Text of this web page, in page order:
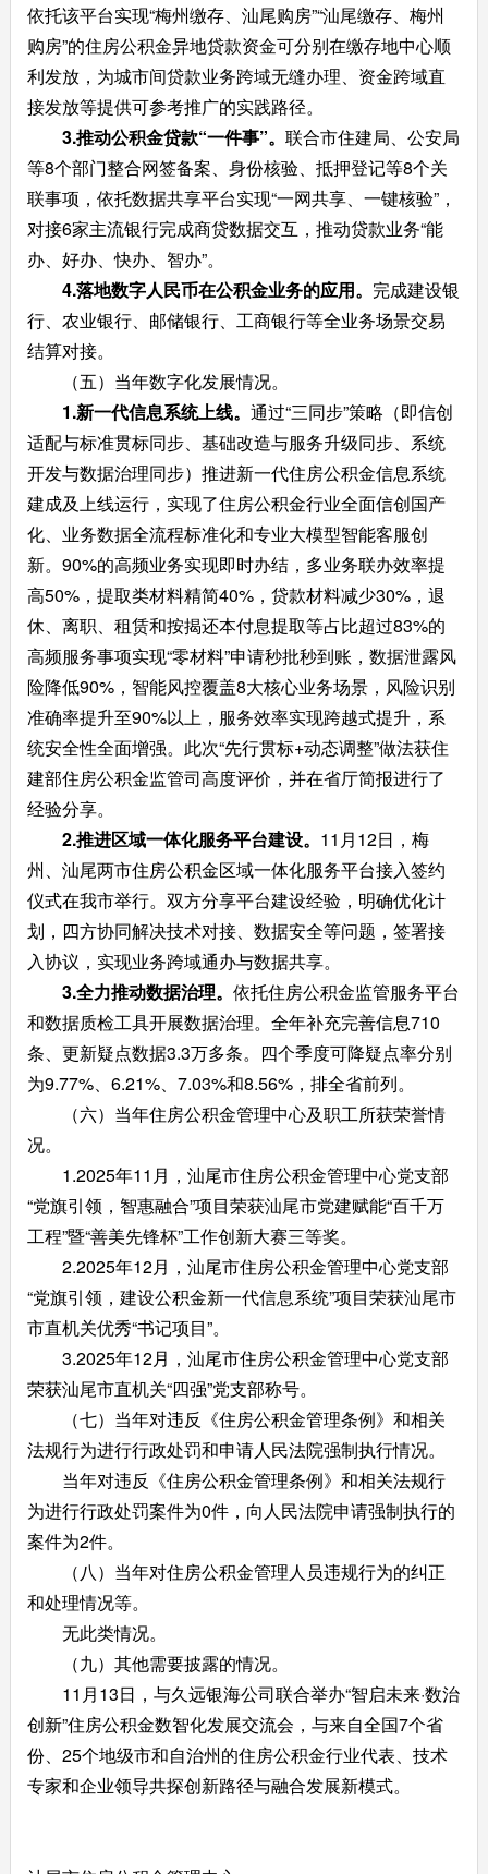
依托该平台实现“梅州缴存、汕尾购房”“汕尾缴存、梅州
购房”的住房公积金异地贷款资金可分别在缴存地中心顺
利发放，为城市间贷款业务跨域无缝办理、资金跨域直
接发放等提供可参考推广的实践路径。
3.推动公积金贷款“一件事”。 联合市住建局、公安局
等8个部门整合网签备案、身份核验、抵押登记等8个关
联事项，依托数据共享平台实现“一网共享、一键核验”，
对接6家主流银行完成商贷数据交互，推动贷款业务“能
办、好办、快办、智办”。
4.落地数字人民币在公积金业务的应用。 完成建设银
行、农业银行、邮储银行、工商银行等全业务场景交易
结算对接。
（五）当年数字化发展情况。
1.新一代信息系统上线。 通过“三同步”策略（即信创
适配与标准贯标同步、基础改造与服务升级同步、系统
开发与数据治理同步）推进新一代住房公积金信息系统
建成及上线运行，实现了住房公积金行业全面信创国产
化、业务数据全流程标准化和专业大模型智能客服创
新。90%的高频业务实现即时办结，多业务联办效率提
高50%，提取类材料精简40%，贷款材料减少30%，退
休、离职、租赁和按揭还本付息提取等占比超过83%的
高频服务事项实现“零材料”申请秒批秒到账，数据泄露风
险降低90%，智能风控覆盖8大核心业务场景，风险识别
准确率提升至90%以上，服务效率实现跨越式提升，系
统安全性全面增强。此次“先行贯标+动态调整”做法获住
建部住房公积金监管司高度评价，并在省厅简报进行了
经验分享。
2.推进区域一体化服务平台建设。 11月12日，梅
州、汕尾两市住房公积金区域一体化服务平台接入签约
仪式在我市举行。双方分享平台建设经验，明确优化计
划，四方协同解决技术对接、数据安全等问题，签署接
入协议，实现业务跨域通办与数据共享。
3.全力推动数据治理。 依托住房公积金监管服务平台
和数据质检工具开展数据治理。全年补充完善信息710
条、更新疑点数据3.3万多条。四个季度可降疑点率分别
为9.77%、6.21%、7.03%和8.56%，排全省前列。
（六）当年住房公积金管理中心及职工所获荣誉情
况。
1.2025年11月，汕尾市住房公积金管理中心党支部
“党旗引领，智惠融合”项目荣获汕尾市党建赋能“百千万
工程”暨“善美先锋杯”工作创新大赛三等奖。
2.2025年12月，汕尾市住房公积金管理中心党支部
“党旗引领，建设公积金新一代信息系统”项目荣获汕尾市
市直机关优秀“书记项目”。
3.2025年12月，汕尾市住房公积金管理中心党支部
荣获汕尾市直机关“四强”党支部称号。
（七）当年对违反《住房公积金管理条例》和相关
法规行为进行行政处罚和申请人民法院强制执行情况。
当年对违反《住房公积金管理条例》和相关法规行
为进行行政处罚案件为0件，向人民法院申请强制执行的
案件为2件。
（八）当年对住房公积金管理人员违规行为的纠正
和处理情况等。
无此类情况。
（九）其他需要披露的情况。
11月13日，与久远银海公司联合举办“智启未来·数治
创新”住房公积金数智化发展交流会，与来自全国7个省
份、25个地级市和自治州的住房公积金行业代表、技术
专家和企业领导共探创新路径与融合发展新模式。